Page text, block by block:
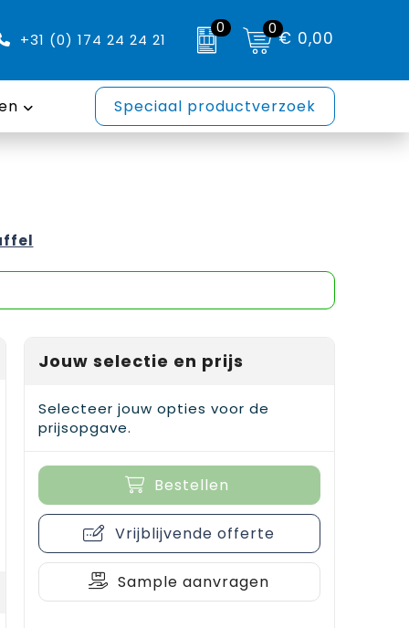
+31 (0) 174 24 24 21
0 0€ 0,00
Speciaal productverzoek
Jouw selectie en prijs
Selecteer jouw opties voor de
prijsopgave.
Bestellen
Vrijblijvende offerte
Sample aanvragen